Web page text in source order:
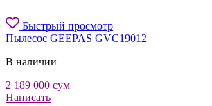
Быстрый просмотр
Пылесос GEEPAS GVC19012
В наличии
2 189 000 сум
Написать